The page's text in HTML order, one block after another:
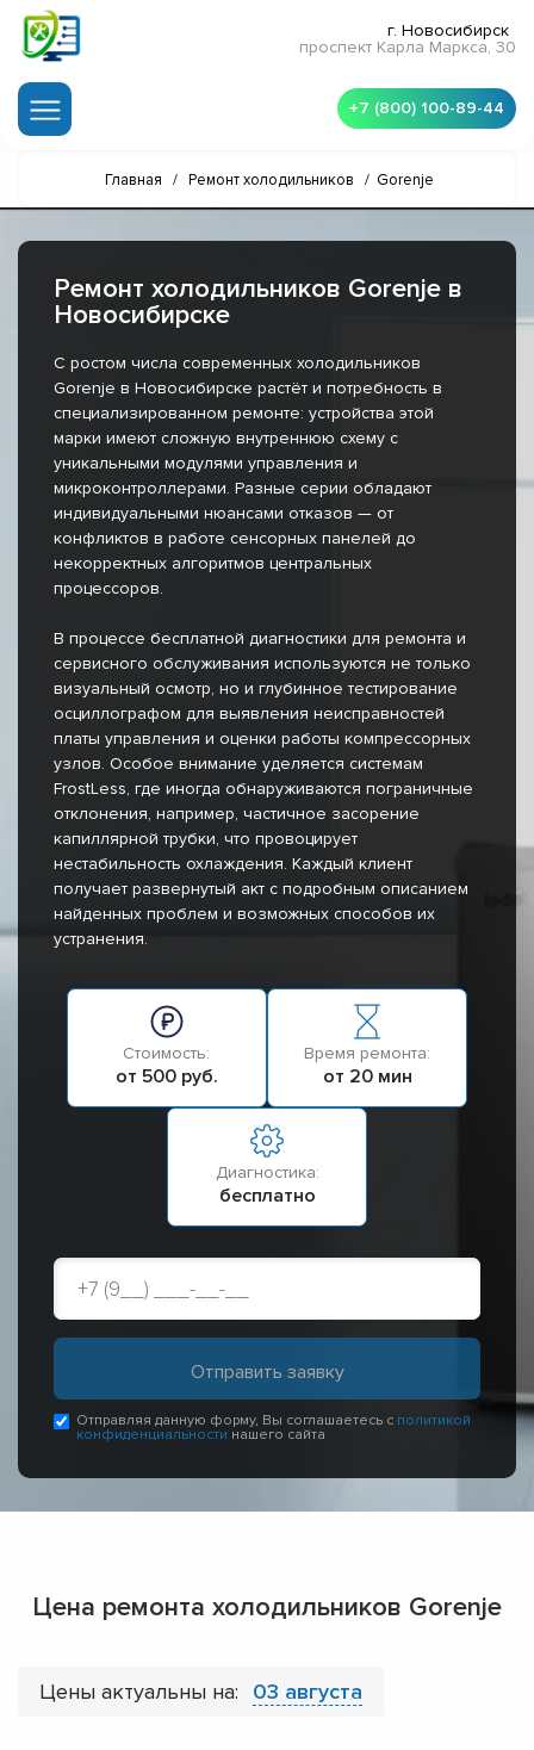
г. Новосибирск
проспект Карла Маркса, 30
+7 (800) 100-89-44
Главная / Ремонт холодильников / Gorenje
Ремонт холодильников Gorenje в
Новосибирске
С ростом числа современных холодильников
Gorenje в Новосибирске растёт и потребность в
специализированном ремонте: устройства этой
марки имеют сложную внутреннюю схему с
уникальными модулями управления и
микроконтроллерами. Разные серии обладают
индивидуальными нюансами отказов — от
конфликтов в работе сенсорных панелей до
некорректных алгоритмов центральных
процессоров.
В процессе бесплатной диагностики для ремонта и
сервисного обслуживания используются не только
визуальный осмотр, но и глубинное тестирование
осциллографом для выявления неисправностей
платы управления и оценки работы компрессорных
узлов. Особое внимание уделяется системам
FrostLess, где иногда обнаруживаются пограничные
отклонения, например, частичное засорение
капиллярной трубки, что провоцирует
нестабильность охлаждения. Каждый клиент
получает развернутый акт с подробным описанием
найденных проблем и возможных способов их
устранения.
Стоимость:
от 500 руб.
Время ремонта:
от 20 мин
Диагностика:
бесплатно
Отправляя данную форму, Вы соглашаетесь с политикой
конфиденциальности нашего сайта
Цена ремонта холодильников Gorenje
Цены актуальны на: 03 августа